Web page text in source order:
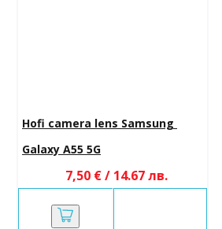
Hofi camera lens Samsung
Galaxy A55 5G
7,50 € / 14.67 лв.